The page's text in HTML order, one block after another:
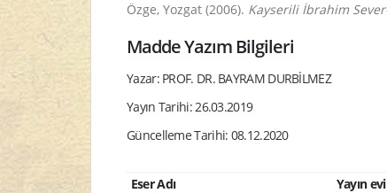
Özge, Yozgat (2006). Kayserili İbrahim
Madde Yazım Bilgileri
Yazar: PROF. DR. BAYRAM DURBİLMEZ
Yayın Tarihi: 26.03.2019
Güncelleme Tarihi: 08.12.2020
Eser Adı Yayın evi